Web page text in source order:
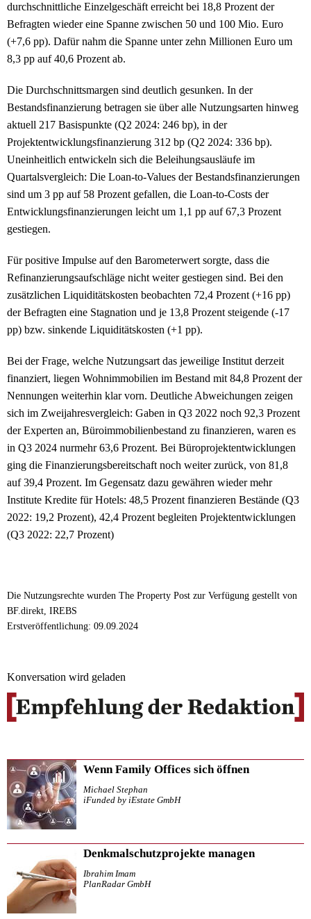
durchschnittliche Einzelgeschäft erreicht bei 18,8 Prozent der
Befragten wieder eine Spanne zwischen 50 und 100 Mio. Euro
(+7,6 pp). Dafür nahm die Spanne unter zehn Millionen Euro um
8,3 pp auf 40,6 Prozent ab.
Die Durchschnittsmargen sind deutlich gesunken. In der
Bestandsfinanzierung betragen sie über alle Nutzungsarten hinweg
aktuell 217 Basispunkte (Q2 2024: 246 bp), in der
Projektentwicklungsfinanzierung 312 bp (Q2 2024: 336 bp).
Uneinheitlich entwickeln sich die Beleihungsausläufe im
Quartalsvergleich: Die Loan-to-Values der Bestandsfinanzierungen
sind um 3 pp auf 58 Prozent gefallen, die Loan-to-Costs der
Entwicklungsfinanzierungen leicht um 1,1 pp auf 67,3 Prozent
gestiegen.
Für positive Impulse auf den Barometerwert sorgte, dass die
Refinanzierungsaufschläge nicht weiter gestiegen sind. Bei den
zusätzlichen Liquiditätskosten beobachten 72,4 Prozent (+16 pp)
der Befragten eine Stagnation und je 13,8 Prozent steigende (-17
pp) bzw. sinkende Liquiditätskosten (+1 pp).
Bei der Frage, welche Nutzungsart das jeweilige Institut derzeit
finanziert, liegen Wohnimmobilien im Bestand mit 84,8 Prozent der
Nennungen weiterhin klar vorn. Deutliche Abweichungen zeigen
sich im Zweijahresvergleich: Gaben in Q3 2022 noch 92,3 Prozent
der Experten an, Büroimmobilienbestand zu finanzieren, waren es
in Q3 2024 nurmehr 63,6 Prozent. Bei Büroprojektentwicklungen
ging die Finanzierungsbereitschaft noch weiter zurück, von 81,8
auf 39,4 Prozent. Im Gegensatz dazu gewähren wieder mehr
Institute Kredite für Hotels: 48,5 Prozent finanzieren Bestände (Q3
2022: 19,2 Prozent), 42,4 Prozent begleiten Projektentwicklungen
(Q3 2022: 22,7 Prozent)
Die Nutzungsrechte wurden The Property Post zur Verfügung gestellt von
BF.direkt, IREBS
Erstveröffentlichung: 09.09.2024
Konversation wird geladen
Wenn Family Offices sich öffnen
Michael Stephan
iFunded by iEstate GmbH
Denkmalschutzprojekte managen
Ibrahim Imam
PlanRadar GmbH